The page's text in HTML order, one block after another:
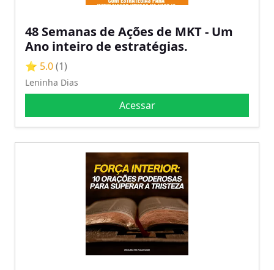
48 Semanas de Ações de MKT - Um
Ano inteiro de estratégias.
⭐ 5.0(1)
Leninha Dias
Acessar